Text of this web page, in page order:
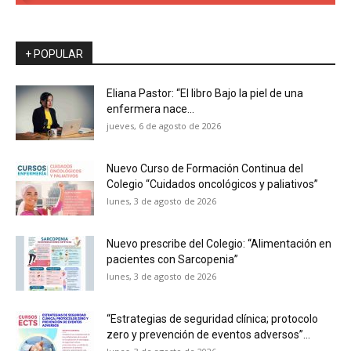
+ POPULAR
Eliana Pastor: “El libro Bajo la piel de una
enfermera nace...
jueves, 6 de agosto de 2026
Nuevo Curso de Formación Continua del
Colegio “Cuidados oncológicos y paliativos”
lunes, 3 de agosto de 2026
Nuevo prescribe del Colegio: “Alimentación en
pacientes con Sarcopenia”
lunes, 3 de agosto de 2026
“Estrategias de seguridad clínica; protocolo
zero y prevención de eventos adversos”...